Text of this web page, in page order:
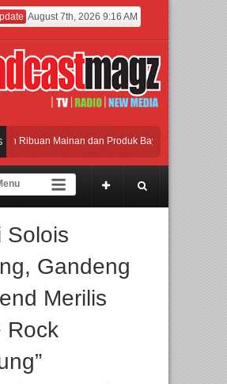
August 7th, 2026 9:16 AM
Mainan dan Produk Bayi dari Seluruh Dunia,
Bisnis Industri Gifts dan Housewares Asia
Semangat Lokal, BIRKENSTOCK INDONESIA
Mainan dan Produk Bayi dari Seluruh Dunia,
Solois
Gandeng
Merilis
Rock